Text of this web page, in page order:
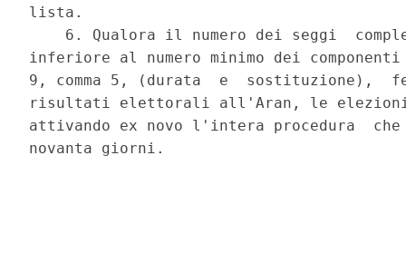
lista.
6. Qualora il numero dei seggi
inferiore al numero minimo dei
9, comma 5, (durata  e  sostituzione),
risultati elettorali all'Aran, le elezioni
attivando ex novo l'intera procedura
novanta giorni.